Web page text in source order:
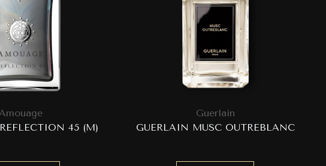
Amouage
45 (M)
Guerlain
GUERLAIN MUSC OUTREBLANC